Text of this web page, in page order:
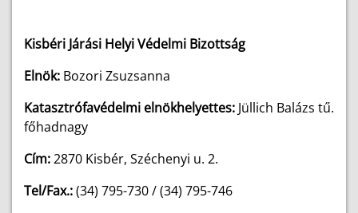
Kisbéri Járási Helyi Védelmi Bizottság
Elnök: Bozori Zsuzsanna
Katasztrófavédelmi elnökhelyettes: Jüllich Balázs tű.
főhadnagy
Cím:2870 Kisbér, Széchenyi u. 2.
Tel/Fax.:(34) 795-730 / (34) 795-746